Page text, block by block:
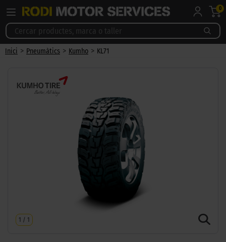
0
Inici > Pneumàtics > Kumho > KL71
1 / 1